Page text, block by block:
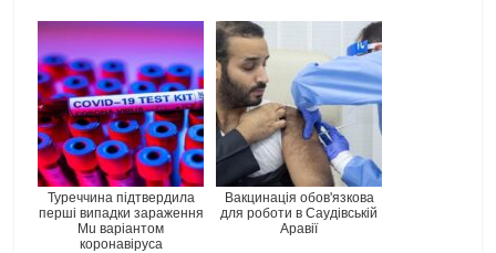
Туреччина підтвердила
перші випадки зараження
Mu варіантом
коронавіруса
Вакцинація обов'язкова
для роботи в Саудівській
Аравії